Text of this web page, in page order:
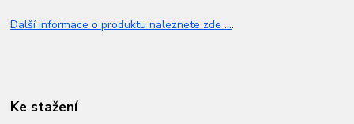
Další informace o produktu naleznete zde ....
Ke stažení